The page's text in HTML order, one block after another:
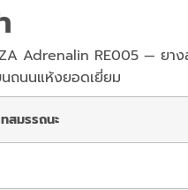
Adrenalin RE005 — ยา
ถนนแห้งยอดเยี่ยม
สมรรถนะ